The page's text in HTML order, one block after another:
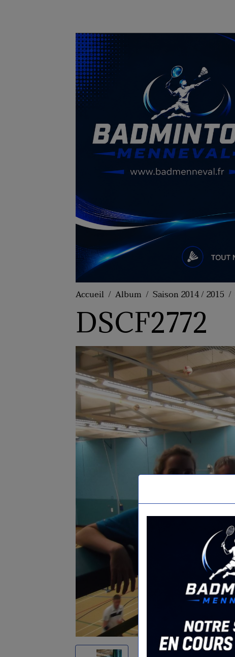
Accueil Album Saison 2014 / 2015
DSCF2772